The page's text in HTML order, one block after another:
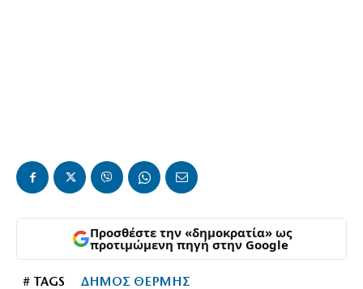
Προσθέστε την «δημοκρατία» ως
προτιμώμενη πηγή στην Google
# TAGS ΔΗΜΟΣ ΘΕΡΜΗΣ